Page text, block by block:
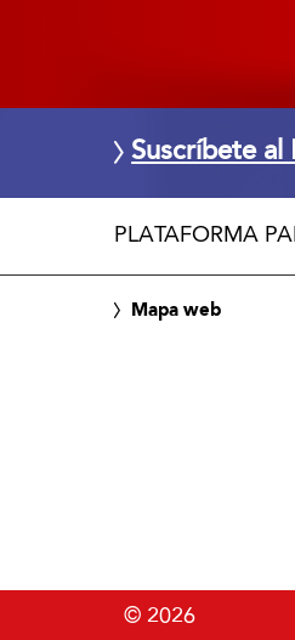
Suscríbete al
PLATAFORMA
Mapa web
© 2026